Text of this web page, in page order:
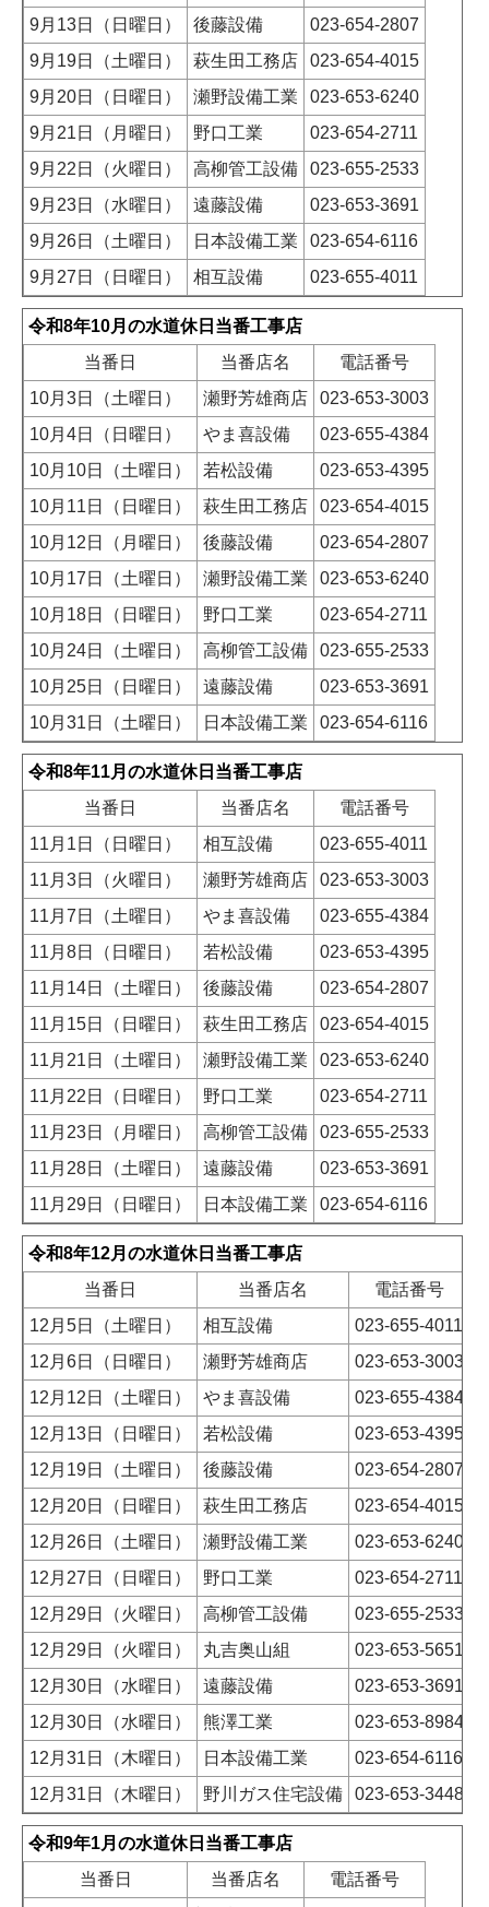
9月13日（日曜日）
後藤設備
023-654-2807
9月19日（土曜日）
萩生田工務店
023-654-4015
9月20日（日曜日）
瀬野設備工業
023-653-6240
9月21日（月曜日）
野口工業
023-654-2711
9月22日（火曜日）
高柳管工設備
023-655-2533
9月23日（水曜日）
遠藤設備
023-653-3691
9月26日（土曜日）
日本設備工業
023-654-6116
9月27日（日曜日）
相互設備 023-655-4011
令和8年10月の水道休日当番工事店
当番日
当番店名
電話番号
10月3日（土曜日）
瀬野芳雄商店
023-653-3003
10月4日（日曜日）
やま喜設備
023-655-4384
10月10日（土曜日）
若松設備
023-653-4395
10月11日（日曜日）
萩生田工務店
023-654-4015
10月12日（月曜日）
後藤設備
023-654-2807
10月17日（土曜日）
瀬野設備工業
023-653-6240
10月18日（日曜日）
野口工業
023-654-2711
10月24日（土曜日）
高柳管工設備
023-655-2533
10月25日（日曜日）
遠藤設備
023-653-3691
10月31日（土曜日）
日本設備工業 023-654-6116
令和8年11月の水道休日当番工事店
当番日
当番店名
電話番号
11月1日（日曜日）
相互設備
023-655-4011
11月3日（火曜日）
瀬野芳雄商店
023-653-3003
11月7日（土曜日）
やま喜設備
023-655-4384
11月8日（日曜日）
若松設備
023-653-4395
11月14日（土曜日）
後藤設備
023-654-2807
11月15日（日曜日）
萩生田工務店
023-654-4015
11月21日（土曜日）
瀬野設備工業
023-653-6240
11月22日（日曜日）
野口工業
023-654-2711
11月23日（月曜日）
高柳管工設備
023-655-2533
11月28日（土曜日）
遠藤設備
023-653-3691
11月29日（日曜日）
日本設備工業 023-654-6116
令和8年12月の水道休日当番工事店
当番日
当番店名
電話番号
12月5日（土曜日）
相互設備
023-655-4011
12月6日（日曜日）
瀬野芳雄商店
023-653-3003
12月12日（土曜日）
やま喜設備
023-655-4384
12月13日（日曜日）
若松設備
023-653-4395
12月19日（土曜日）
後藤設備
023-654-2807
12月20日（日曜日）
萩生田工務店
023-654-4015
12月26日（土曜日）
瀬野設備工業
023-653-6240
12月27日（日曜日）
野口工業
023-654-2711
12月29日（火曜日）
高柳管工設備
023-655-2533
12月29日（火曜日）
丸吉奥山組
023-653-5651
12月30日（水曜日）
遠藤設備
023-653-3691
12月30日（水曜日）
熊澤工業
023-653-8984
12月31日（木曜日）
日本設備工業
023-654-6116
12月31日（木曜日）
野川ガス住宅設備 023-653-3448
令和9年1月の水道休日当番工事店
当番日
当番店名
電話番号